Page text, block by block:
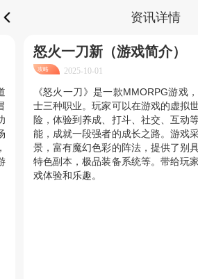
资讯详情
怒火一刀新（游戏简介）
攻略 2025-10-01
《怒火一刀》是一款MMORPG游戏
士三种职业。玩家可以在游戏的虚拟
险，体验到养成、打斗、社交、互动
能，成就一段强者的成长之路。游戏
景，富有魔幻色彩的阵法，提供了别
特色副本，极品装备系统等。带给玩
戏体验和乐趣。